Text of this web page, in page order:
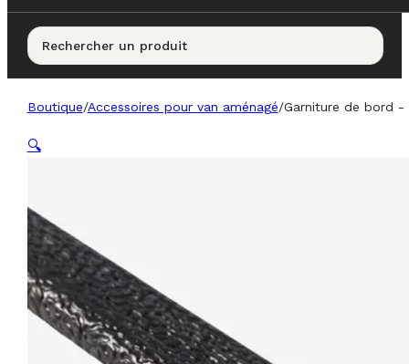
Rechercher un produit
Boutique/Accessoires pour van aménagé/Garniture de bord -
🔍